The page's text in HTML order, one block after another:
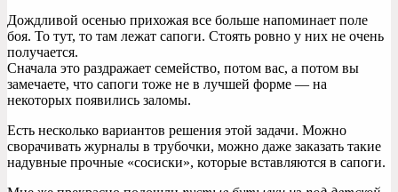
Дождливой осенью прихожая все больше напоминает поле
боя. То тут, то там лежат сапоги. Стоять ровно у них не очень
получается.
Сначала это раздражает семейство, потом вас, а потом вы
замечаете, что сапоги тоже не в лучшей форме — на
некоторых появились заломы.
Есть несколько вариантов решения этой задачи. Можно
сворачивать журналы в трубочки, можно даже заказать такие
надувные прочные «сосиски», которые вставляются в сапоги.